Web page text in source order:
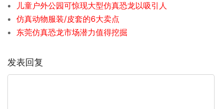
儿童户外公园可惊现大型仿真恐龙以吸引人
仿真动物服装/皮套的6大卖点
东莞仿真恐龙市场潜力值得挖掘
发表回复